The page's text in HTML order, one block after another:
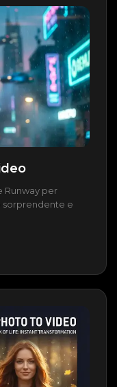
Runway per
sorprendente e